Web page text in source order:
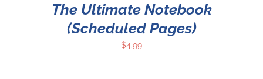
The Ultimate Notebook
(Scheduled Pages)
$4.99